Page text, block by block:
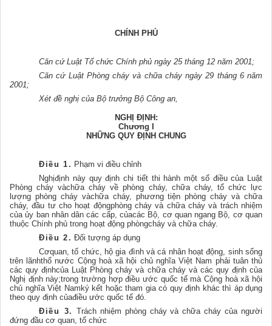
CHÍNH PHỦ
Căn cứ Luật Tổ chức Chính phủ ngày 25 tháng 12 năm 2001;
Căn cứ Luật Phòng cháy và chữa cháy ngày 29 tháng 6 năm
2001;
Xét đề nghị của Bộ trưởng Bộ Công an,
NGHỊ ĐỊNH:
Chương I
NHỮNG QUY ĐỊNH CHUNG
Điều 1. Phạm vi điều chỉnh
Nghịđịnh này quy định chi tiết thi hành một số điều của Luật
Phòng cháy vàchữa cháy về phòng cháy, chữa cháy, tổ chức lực
lượng phòng cháy vàchữa cháy, phương tiện phòng cháy và chữa
cháy, đầu tư cho hoạt độngphòng cháy và chữa cháy và trách nhiệm
của ủy ban nhân dân các cấp, củacác Bộ, cơ quan ngang Bộ, cơ quan
thuộc Chính phủ trong hoạt động phòngcháy và chữa cháy.
Điều 2. Đối tượng áp dụng
Cơquan, tổ chức, hộ gia đình và cá nhân hoạt động, sinh sống
trên lãnhthổ nước Cộng hoà xã hội chủ nghĩa Việt Nam phải tuân thủ
các quy địnhcủa Luật Phòng cháy và chữa cháy và các quy định của
Nghị định này;trong trường hợp điều ước quốc tế mà Cộng hoà xã hội
chủ nghĩa Việt Namký kết hoặc tham gia có quy định khác thì áp dụng
theo quy định củađiều ước quốc tế đó.
Điều 3. Trách nhiệm phòng cháy và chữa cháy của người
đứng đầu cơ quan, tổ chức